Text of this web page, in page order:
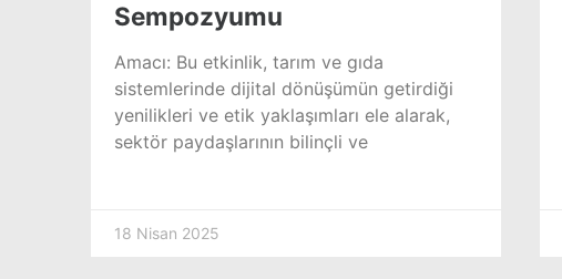
Sempozyumu
Amacı: Bu etkinlik, tarım ve gıda
sistemlerinde dijital dönüşümün getirdiği
yenilikleri ve etik yaklaşımları ele alarak,
sektör paydaşlarının bilinçli ve
18 Nisan 2025